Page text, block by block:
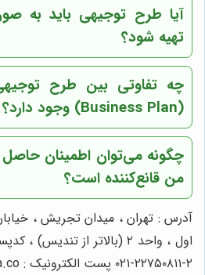
آیا طرح توجیهی باید به
تهیه شود؟
چه تفاوتی بین طرح
(Business Plan) وجود دارد؟
چگونه می‌توان اطمینان
من قانع‌کننده است؟
۲-۲۲۷۵۰۸۱۱-۰۲۱ پست الکترونیک : info@matsa.co